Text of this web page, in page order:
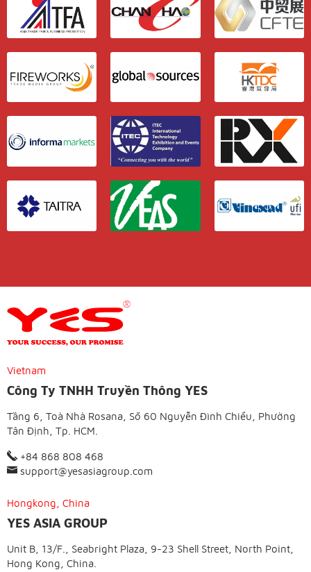
Vietnam
Công Ty TNHH Truyền Thông YES
Tầng 6, Toà Nhà Rosana, Số 60 Nguyễn Đình Chiểu, Phường
Tân Định, Tp. HCM.
+84 868 808 468
support@yesasiagroup.com
Hongkong, China
YES ASIA GROUP
Unit B, 13/F., Seabright Plaza, 9-23 Shell Street, North Point,
Hong Kong, China.